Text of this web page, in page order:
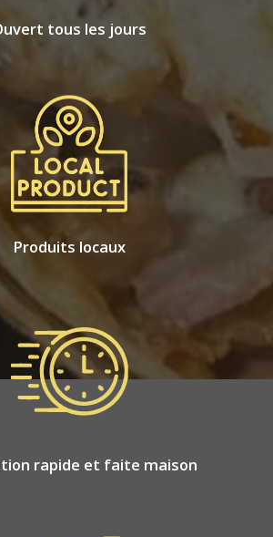
tous les jours
Produits locaux
rapide et faite maison